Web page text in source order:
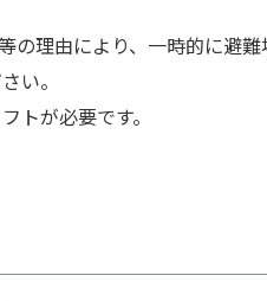
の理由により、一時的に避
い。
トが必要です。